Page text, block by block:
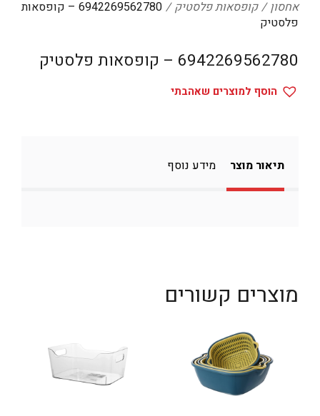
דיגיטל
הלבשה תחתונה
טיפוח
תיקים ואביזרים
אחסון קופסאות פלסטיק
6942269562780 – קופסאות
פלסטיק
6942269562780 – קופסאות פלסטיק
הוסף למוצרים שאהבתי
תיאור מוצר מידע נוסף
מוצרים קשורים